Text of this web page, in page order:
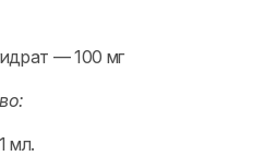
— 100 мг
мл.